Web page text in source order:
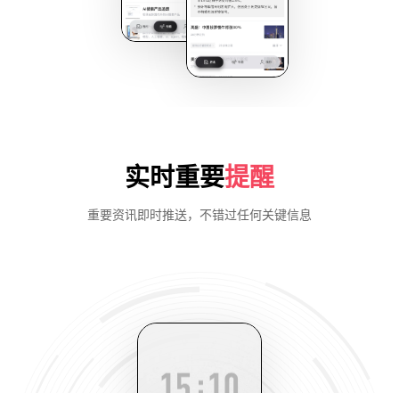
实时重要提醒
重要资讯即时推送，不错过任何关键信息